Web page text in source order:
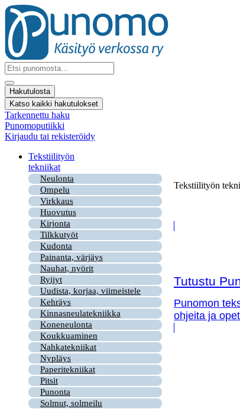
Mene
sisältöön
Search
...
Hakutulosta
Katso kaikki hakutulokset
Tarkennettu haku
Punomoputiikki
Kirjaudu tai rekisteröidy
Tekstiilityön
tekniikat
Neulonta
Ompelu
Virkkaus
Huovutus
Kirjonta
Tilkkutyöt
Kudonta
Painanta, värjäys
Nauhat, nyörit
Ryijyt
Uudista, korjaa, viimeistele
Kehräys
Kinnasneulatekniikka
Koneneulonta
Koukkuaminen
Nahkatekniikat
Nypläys
Paperitekniikat
Pitsit
Punonta
Solmut, solmeilu
Tekstiilityön
Tutustu
Punomon
ohjeita ja